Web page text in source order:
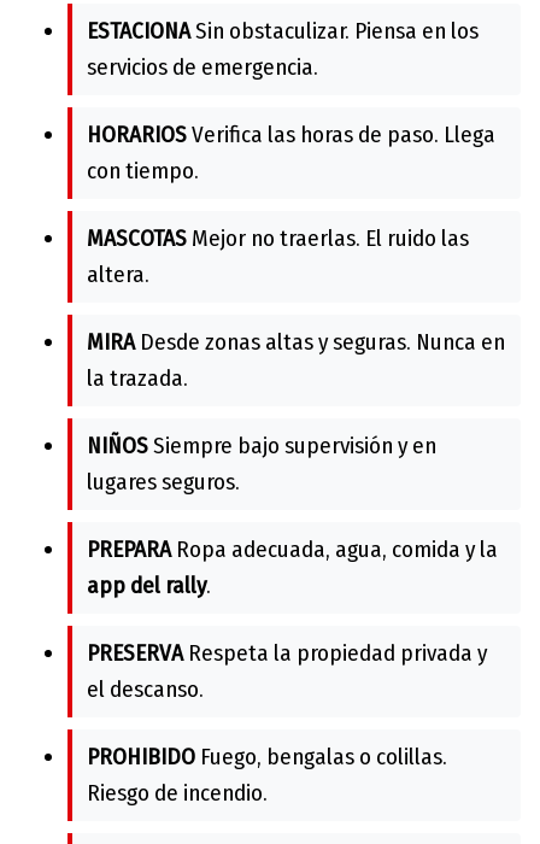
ESTACIONASin obstaculizar. Piensa en los
servicios de emergencia.
HORARIOSVerifica las horas de paso. Llega
con tiempo.
MASCOTAS Mejor no traerlas. El ruido las
altera.
MIRADesde zonas altas y seguras. Nunca en
la trazada.
NIÑOSSiempre bajo supervisión y en
lugares seguros.
PREPARARopa adecuada, agua, comida y la
app del rally.
PRESERVARespeta la propiedad privada y
el descanso.
PROHIBIDO Fuego, bengalas o colillas.
Riesgo de incendio.